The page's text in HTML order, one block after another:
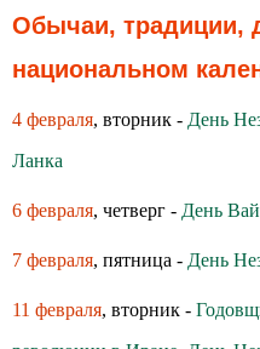
Обычаи, традиции,
национальном
4 февраля, вторник - День
Ланка
6 февраля, четверг - День
7 февраля, пятница - День
11 февраля, вторник -